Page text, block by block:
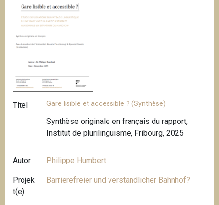
Titel Gare lisible et accessible ? (Synthèse)
Synthèse originale en français du rapport,
Institut de plurilinguisme, Fribourg, 2025
Autor Philippe Humbert
Projek
t(e)
Barrierefreier und verständlicher Bahnhof?